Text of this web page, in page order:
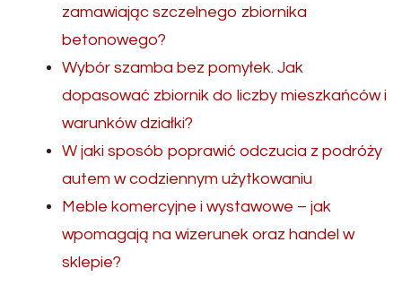
zamawiając szczelnego zbiornika
betonowego?
Wybór szamba bez pomyłek. Jak
dopasować zbiornik do liczby mieszkańców i
warunków działki?
W jaki sposób poprawić odczucia z podróży
autem w codziennym użytkowaniu
Meble komercyjne i wystawowe – jak
wpomagają na wizerunek oraz handel w
sklepie?